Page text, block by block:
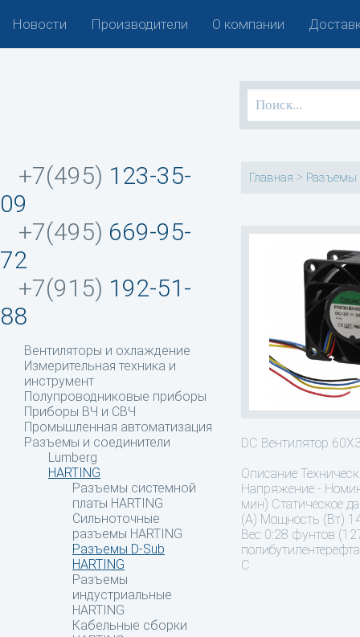
Новости Производители О компании
+7(495) 123-35-
09
+7(495) 669-95-
72
+7(915) 192-51-
88
Вентиляторы и охлаждение
Измерительная техника и
инструмент
Полупроводниковые приборы
Приборы ВЧ и СВЧ
Промышленная автоматизация
Разъемы и соединители
Lumberg
HARTING
Разъемы системной
платы HARTING
Сильноточные
разъемы HARTING
Разъемы D-Sub
HARTING
Разъемы
индустриальные
HARTING
Кабельные сборки
Главная > Разъемы
DC Вентилятор
Описание
Напряжение -
мин) Статическое
(А) Мощность (Вт)
Вес 0:28 фунтов
C